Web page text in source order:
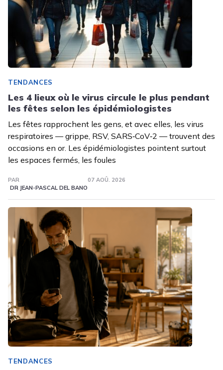
TENDANCES
Les 4 lieux où le virus circule le plus pendant
les fêtes selon les épidémiologistes
Les fêtes rapprochent les gens, et avec elles, les virus
respiratoires — grippe, RSV, SARS‑CoV‑2 — trouvent des
occasions en or. Les épidémiologistes pointent surtout
les espaces fermés, les foules
PAR
DR JEAN-PASCAL DEL BANO
07 AOÛ. 2026
TENDANCES